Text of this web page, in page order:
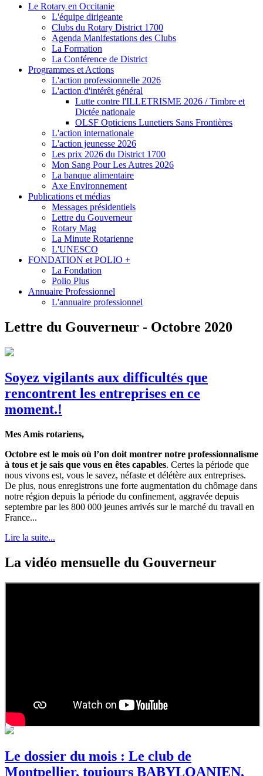
Le Rotary en Occitanie
L'équipe dirigeante
Clubs du Rotary District 1700
Agenda Manifestations des Clubs
La Formation
La Conférence de District
Programmes et Actions
L'action professionnelle 2026
L'action d'intérêt général
Lutte contre l'ILLETRISME 2026 / Timbre et
Dictée nationale
OLSF Opticiens Lunetiers Sans Frontières
L'action internationale
L'action jeunesse 2026
Les prix 2026 du District 1700
Mon Sang Pour Les Autres 2026
La banque alimentaire
Axe Environnement
Publications et médias
Messages présidentiels
Lettre du Gouverneur
Rotary Mag
La Minute Rotarienne
L'UNESCO
FONDATION et POLIO +
La Fondation
Polio Plus
Annuaire Professionnel
L'annuaire professionnel
Lettre du Gouverneur - Octobre 2020
Soyez vigilants aux difficultés que
rencontrent les entreprises en ce
moment.!
Mes Amis rotariens,
Octobre est le mois où l’on doit montrer notre professionnalisme
à tous et je sais que vous en êtes capables. Certes la période que
nous vivons est, vous le savez, néfaste et délétère aux entreprises.
De plus, nous enregistrons une forte augmentation du chômage dans
notre région depuis la période du confinement, aggravée depuis
septembre par les 800 000 jeunes arrivés sur le marché du travail en
France...
Lire la suite...
La vidéo mensuelle du Gouverneur
Le dossier du mois : Le club de
Montpellier, toujours BABYLOANIEN,